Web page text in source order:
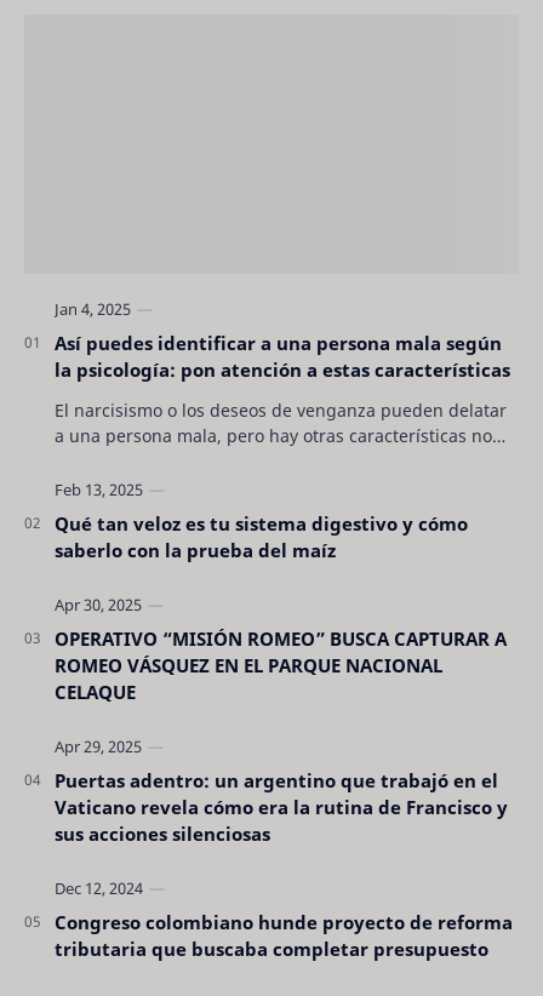
Así puedes identificar a una persona mala según
la psicología: pon atención a estas características
El narcisismo o los deseos de venganza pueden delatar
a una persona mala, pero hay otras características no
Qué tan veloz es tu sistema digestivo y cómo
saberlo con la prueba del maíz
OPERATIVO “MISIÓN ROMEO” BUSCA CAPTURAR A
ROMEO VÁSQUEZ EN EL PARQUE NACIONAL
CELAQUE
Puertas adentro: un argentino que trabajó en el
Vaticano revela cómo era la rutina de Francisco y
sus acciones silenciosas
Congreso colombiano hunde proyecto de reforma
tributaria que buscaba completar presupuesto